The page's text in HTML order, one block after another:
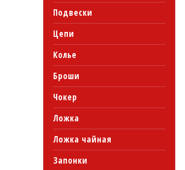
Подвески
Цепи
Колье
Броши
Чокер
Ложка
Ложка чайная
Запонки